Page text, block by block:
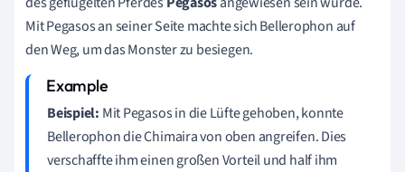
Mit Pegasos an seiner Seite machte sich Bellerophon auf
den Weg, um das Monster zu besiegen.
Beispiel: Mit Pegasos in die Lüfte gehoben, konnte
Bellerophon die Chimaira von oben angreifen. Dies
verschaffte ihm einen großen Vorteil und half ihm